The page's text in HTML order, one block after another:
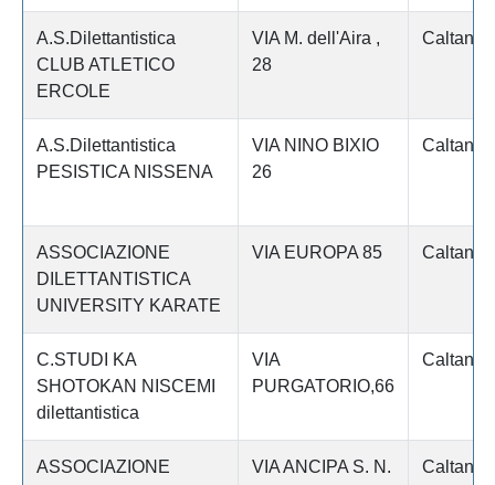
A.S.Dilettantistica
CLUB ATLETICO
ERCOLE
VIA M. dell'Aira ,
28
A.S.Dilettantistica
PESISTICA NISSENA
VIA NINO BIXIO
26
ASSOCIAZIONE
DILETTANTISTICA
UNIVERSITY KARATE
VIA EUROPA 85
C.STUDI KA
SHOTOKAN NISCEMI
dilettantistica
VIA
PURGATORIO,66
ASSOCIAZIONE
VIA ANCIPA S. N.